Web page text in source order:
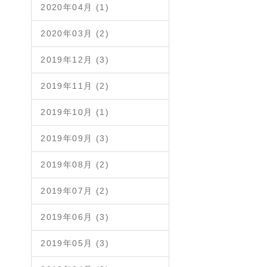
2020年04月 (1)
2020年03月 (2)
2019年12月 (3)
2019年11月 (2)
2019年10月 (1)
2019年09月 (3)
2019年08月 (2)
2019年07月 (2)
2019年06月 (3)
2019年05月 (3)